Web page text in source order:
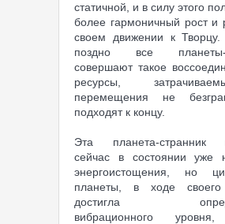
статичной, и в силу этого
более гармоничный рост и
своем движении к
поздно все планеты-
совершают такое
ресурсы,
перемещения не
подходят к концу.
Эта планета-странник
сейчас в состоянии уже
энергоистощения, но
планеты, в ходе своего
достигла
вибрационного